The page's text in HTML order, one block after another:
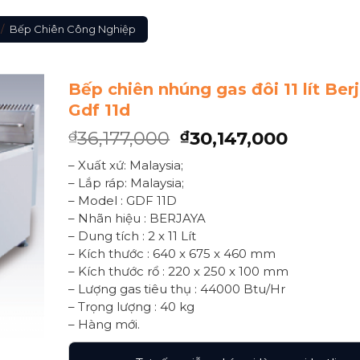
/ Bếp Chiên Công Nghiệp
Bếp chiên nhúng gas đôi 11 lít
Gdf 11d
₫36,177,000 ₫30,147,000
– Xuất xứ: Malaysia;
– Lắp ráp: Malaysia;
– Model : GDF 11D
– Nhãn hiệu : BERJAYA
– Dung tích : 2 x 11 Lít
– Kích thước : 640 x 675 x 460 mm
– Kích thước rổ : 220 x 250 x 100 mm
– Lượng gas tiêu thụ : 44000 Btu/Hr
– Trọng lượng : 40 kg
– Hàng mới.